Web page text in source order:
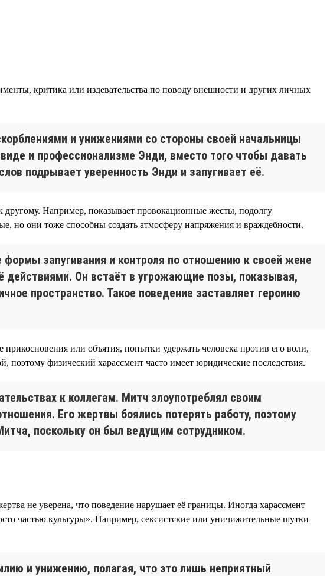
критика или издевательства по поводу внешности и других личных
и унижениями со стороны своей начальницы
и профессионализме Энди, вместо того чтобы давать
подрывает уверенность Энди и запугивает её.
Например, показывает провокационные жесты, подолгу
но они тоже способны создать атмосферу напряжения и враждебности.
запугивания и контроля по отношению к своей жене
действиями. Он встаёт в угрожающие позы, показывая,
пространство. Такое поведение заставляет героиню
или объятия, попытки удержать человека против его воли,
поэтому физический харассмент часто имеет юридические последствия.
к коллегам. Митч злоупотреблял своим
Его жертвы боялись потерять работу, поэтому
поскольку он был ведущим сотрудником.
не уверена, что поведение нарушает её границы. Иногда харассмент
частью культуры». Например, сексистские или уничижительные шутки
и унижению, полагая, что это лишь неприятный